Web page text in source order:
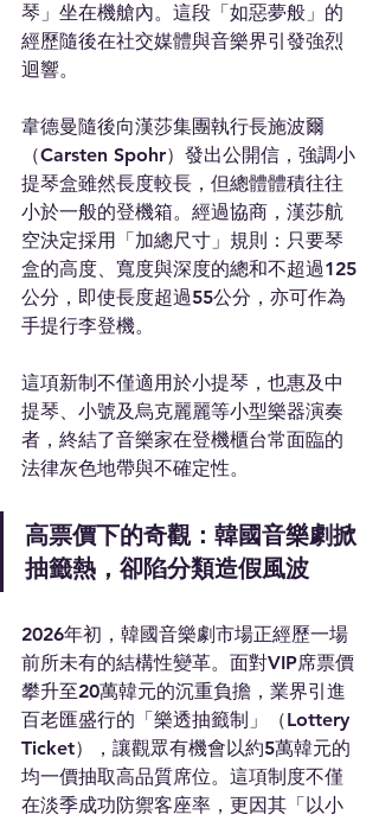
琴」坐在機艙內。這段「如惡夢般」的
經歷隨後在社交媒體與音樂界引發強烈
迴響。
韋德曼隨後向漢莎集團執行長施波爾
（Carsten Spohr）發出公開信，強調小
提琴盒雖然長度較長，但總體體積往往
小於一般的登機箱。經過協商，漢莎航
空決定採用「加總尺寸」規則：只要琴
盒的高度、寬度與深度的總和不超過125
公分，即使長度超過55公分，亦可作為
手提行李登機。
這項新制不僅適用於小提琴，也惠及中
提琴、小號及烏克麗麗等小型樂器演奏
者，終結了音樂家在登機櫃台常面臨的
法律灰色地帶與不確定性。
高票價下的奇觀：韓國音樂劇掀
抽籤熱，卻陷分類造假風波
2026年初，韓國音樂劇市場正經歷一場
前所未有的結構性變革。面對VIP席票價
攀升至20萬韓元的沉重負擔，業界引進
百老匯盛行的「樂透抽籤制」（Lottery
Ticket），讓觀眾有機會以約5萬韓元的
均一價抽取高品質席位。這項制度不僅
在淡季成功防禦客座率，更因其「以小